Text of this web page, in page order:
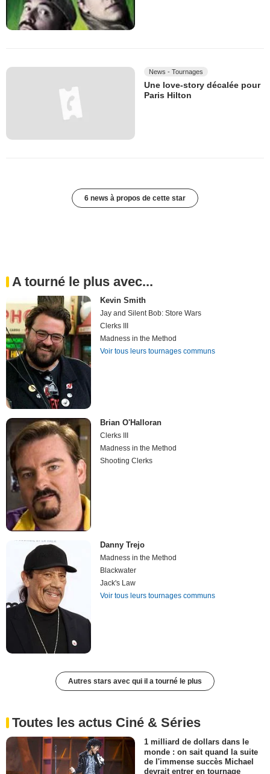
News - Tournages
Une love-story décalée pour
Paris Hilton
6 news à propos de cette star
A tourné le plus avec...
Kevin Smith
Jay and Silent Bob: Store Wars
Clerks III
Madness in the Method
Voir tous leurs tournages communs
Brian O'Halloran
Clerks III
Madness in the Method
Shooting Clerks
Danny Trejo
Madness in the Method
Blackwater
Jack's Law
Voir tous leurs tournages communs
Autres stars avec qui il a tourné le plus
Toutes les actus Ciné & Séries
1 milliard de dollars dans le
monde : on sait quand la suite
de l'immense succès Michael
devrait entrer en tournage